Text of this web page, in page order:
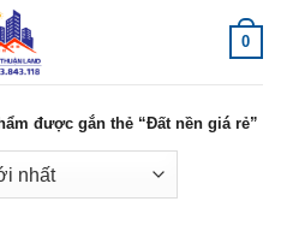
0
được gắn thẻ “Đất nền giá rẻ”